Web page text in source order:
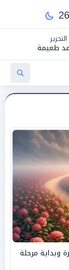
طعيمة
وبداية مرحلة